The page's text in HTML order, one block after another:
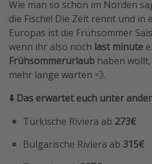
Familienurlaub in der Türkei
Rundreisen in Thailand
Bahnreisen in der Schweiz
Reisepassfreie Reiseziele
Travel Know How
Last Minute Urlaub Deutschland
Wie man so schön im Norden
die Fische! Die Zeit rennt und in
Europas ist die Frühsommer
wenn ihr also noch last minute
Frühsommerurlaub haben
mehr lange warten 💨.
⬇️ Das erwartet euch unter
Türkische Riviera ab 273€
Bulgarische Riviera ab 315€